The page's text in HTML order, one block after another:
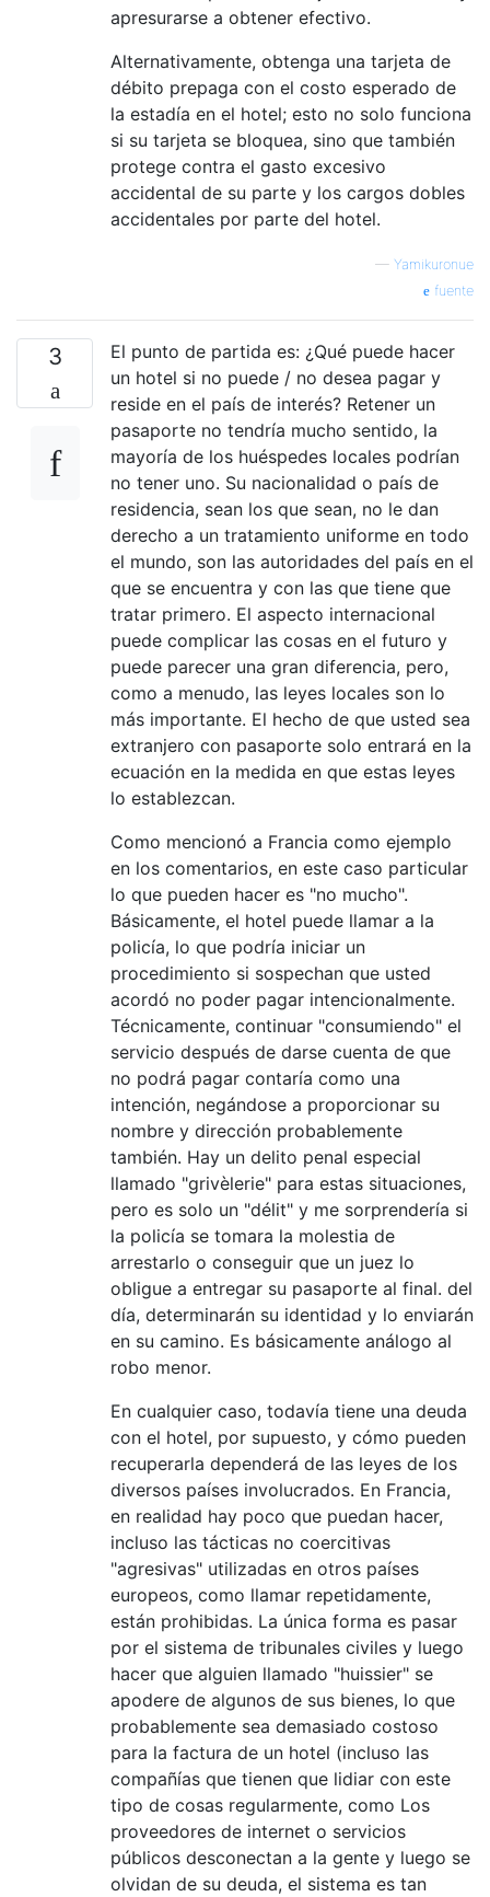
apresurarse a obtener efectivo.
Alternativamente, obtenga una tarjeta de
débito prepaga con el costo esperado de
la estadía en el hotel; esto no solo funciona
si su tarjeta se bloquea, sino que también
protege contra el gasto excesivo
accidental de su parte y los cargos dobles
accidentales por parte del hotel.
— Yamikuronue
fuente
3
El punto de partida es: ¿Qué puede hacer
un hotel si no puede / no desea pagar y
reside en el país de interés? Retener un
pasaporte no tendría mucho sentido, la
mayoría de los huéspedes locales podrían
no tener uno. Su nacionalidad o país de
residencia, sean los que sean, no le dan
derecho a un tratamiento uniforme en todo
el mundo, son las autoridades del país en el
que se encuentra y con las que tiene que
tratar primero. El aspecto internacional
puede complicar las cosas en el futuro y
puede parecer una gran diferencia, pero,
como a menudo, las leyes locales son lo
más importante. El hecho de que usted sea
extranjero con pasaporte solo entrará en la
ecuación en la medida en que estas leyes
lo establezcan.
Como mencionó a Francia como ejemplo
en los comentarios, en este caso particular
lo que pueden hacer es "no mucho".
Básicamente, el hotel puede llamar a la
policía, lo que podría iniciar un
procedimiento si sospechan que usted
acordó no poder pagar intencionalmente.
Técnicamente, continuar "consumiendo" el
servicio después de darse cuenta de que
no podrá pagar contaría como una
intención, negándose a proporcionar su
nombre y dirección probablemente
también. Hay un delito penal especial
llamado "grivèlerie" para estas situaciones,
pero es solo un "délit" y me sorprendería si
la policía se tomara la molestia de
arrestarlo o conseguir que un juez lo
obligue a entregar su pasaporte al final. del
día, determinarán su identidad y lo enviarán
en su camino. Es básicamente análogo al
robo menor.
En cualquier caso, todavía tiene una deuda
con el hotel, por supuesto, y cómo pueden
recuperarla dependerá de las leyes de los
diversos países involucrados. En Francia,
en realidad hay poco que puedan hacer,
incluso las tácticas no coercitivas
"agresivas" utilizadas en otros países
europeos, como llamar repetidamente,
están prohibidas. La única forma es pasar
por el sistema de tribunales civiles y luego
hacer que alguien llamado "huissier" se
apodere de algunos de sus bienes, lo que
probablemente sea demasiado costoso
para la factura de un hotel (incluso las
compañías que tienen que lidiar con este
tipo de cosas regularmente, como Los
proveedores de internet o servicios
públicos desconectan a la gente y luego se
olvidan de su deuda, el sistema es tan